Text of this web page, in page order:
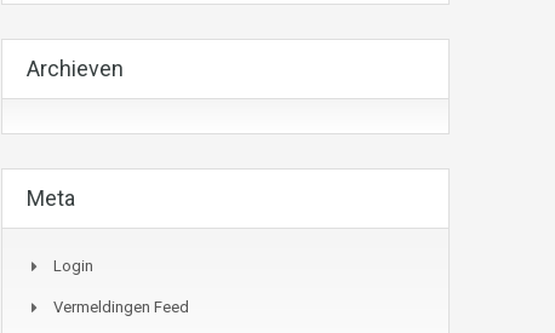
Archieven
Meta
Login
Vermeldingen Feed